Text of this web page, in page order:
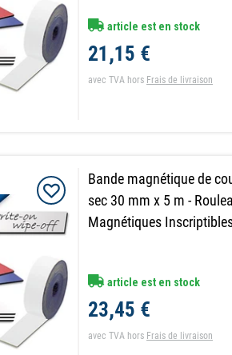
article est en stock
21,15 €
avec TVA hors Frais de livraison
Bande magnétique de
sec 30 mm x 5 m -
Magnétiques
article est en stock
23,45 €
avec TVA hors Frais de livraison